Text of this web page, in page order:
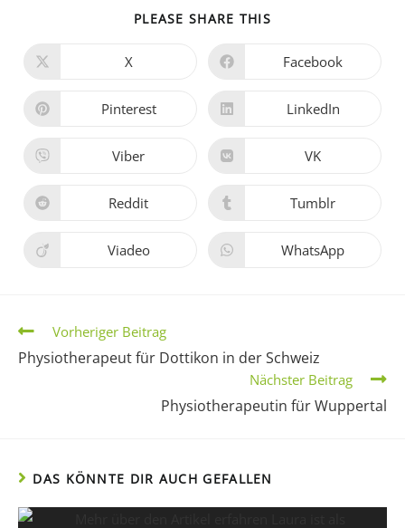
PLEASE SHARE THIS
X Facebook
Pinterest LinkedIn
Viber VK
Reddit Tumblr
Viadeo WhatsApp
Vorheriger Beitrag
Physiotherapeut für Dottikon in der Schweiz
Nächster Beitrag
Physiotherapeutin für Wuppertal
DAS KÖNNTE DIR AUCH GEFALLEN